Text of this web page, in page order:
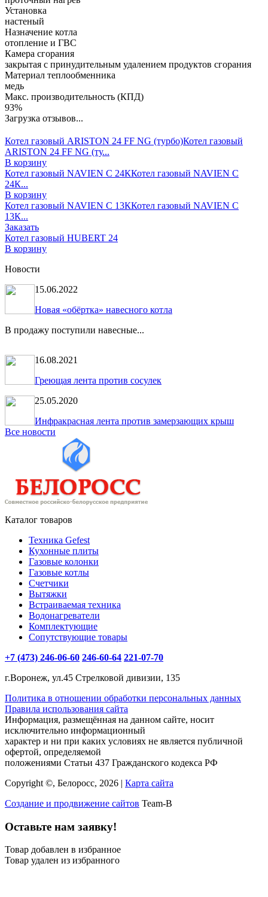
Установка
настеный
Назначение котла
отопление и ГВС
Камера сгорания
закрытая с принудительным удалением продуктов сгорания
Материал теплообменника
медь
Макс. производительность (КПД)
93%
Загрузка отзывов...
Котел газовый ARISTON 24 FF NG (турбо)Котел газовый
ARISTON 24 FF NG (ту...
В корзину
Котел газовый NAVIEN С 24ККотел газовый NAVIEN С
24К...
В корзину
Котел газовый NAVIEN С 13ККотел газовый NAVIEN С
13К...
Заказать
Котел газовый HUBERT 24
В корзину
Новости
15.06.2022
Новая «обёртка» навесного котла
В продажу поступили навесные...
16.08.2021
Греющая лента против сосулек
25.05.2020
Инфракрасная лента против замерзающих крыш
Все новости
Каталог товаров
Техника Gefest
Кухонные плиты
Газовые колонки
Газовые котлы
Счетчики
Вытяжки
Встраиваемая техника
Водонагреватели
Комплектующие
Сопутствующие товары
+7 (473) 246-06-60 246-60-64 221-07-70
г.Воронеж, ул.45 Стрелковой дивизии, 135
Политика в отношении обработки персональных данных
Правила использования сайта
Информация, размещённая на данном сайте, носит
исключительно информационный
характер и ни при каких условиях не является публичной
офертой, определяемой
положениями Статьи 437 Гражданского кодекса РФ
Copyright ©, Белоросс, 2026 | Карта сайта
Создание и продвижение сайтов Team-B
Оставьте нам заявку!
Товар добавлен в избранное
Товар удален из избранного